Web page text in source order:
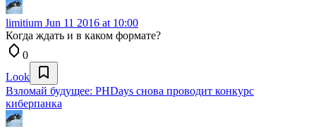
limitium Jun 11 2016 at 10:00
Когда ждать и в каком формате?
0
Look
Взломай будущее: PHDays снова проводит конкурс
киберпанка